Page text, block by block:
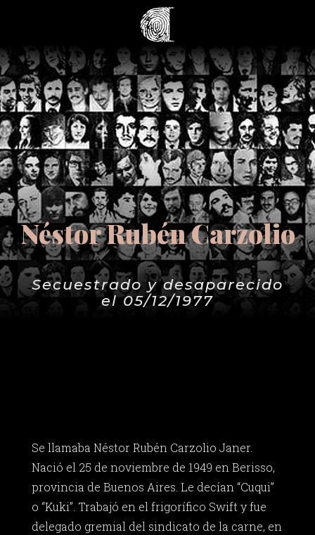
Néstor Rubén Carzolio
Secuestrado y desaparecido
el 05/12/1977
Se llamaba Néstor Rubén Carzolio Janer.
Nació el 25 de noviembre de 1949 en Berisso,
provincia de Buenos Aires. Le decían “Cuqui”
o “Kuki”. Trabajó en el frigorífico Swift y fue
delegado gremial del sindicato de la carne, en